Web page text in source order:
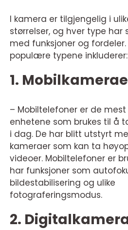
I kamera er tilgjengelig i
størrelser, og hver type har
med funksjoner og
populære typene inkluderer:
1.
– Mobiltelefoner er de
enhetene som brukes til å
i dag. De har blitt utstyrt
kameraer som kan ta
videoer. Mobiltelefoner er
har funksjoner som
bildestabilisering og ulike
fotograferingsmodus.
2.